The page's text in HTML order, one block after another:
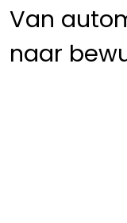
Van
naar